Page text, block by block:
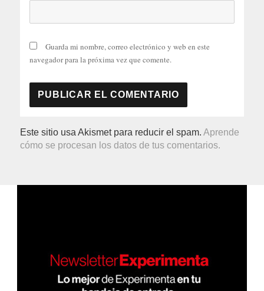
Guarda mi nombre, correo electrónico y web en este
navegador para la próxima vez que comente.
Este sitio usa Akismet para reducir el spam.Aprende
cómo se procesan los datos de tus comentarios.